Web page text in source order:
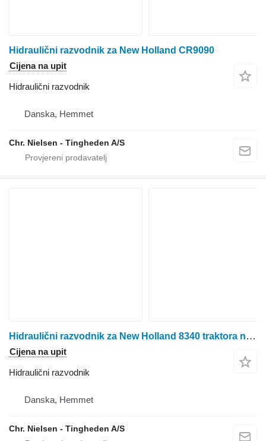
Hidraulični razvodnik za New Holland CR9090
Cijena na upit
Hidraulični razvodnik
Danska, Hemmet
Chr. Nielsen - Tingheden A/S
Hidraulični razvodnik za New Holland 8340 traktora na kotačima
Cijena na upit
Hidraulični razvodnik
Danska, Hemmet
Chr. Nielsen - Tingheden A/S